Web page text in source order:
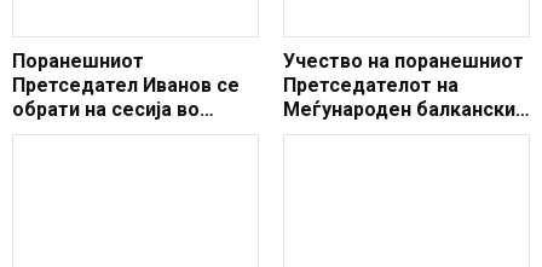
Поранешниот
Претседател Иванов се
обрати на сесија во
Парламентот на Шкотска
Учество на поранешниот
Претседателот на
Меѓународен балкански
симпозиум